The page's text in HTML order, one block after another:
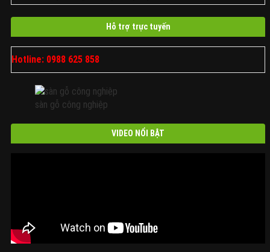
Hỗ trợ trực tuyến
Hotline: 0988 625 858
sàn gỗ công nghiệp
VIDEO NỔI BẬT